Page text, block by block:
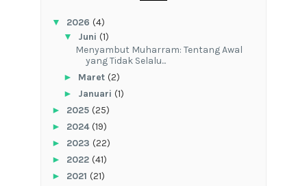
▼ 2026 (4)
▼ Juni (1)
Menyambut Muharram: Tentang Awal
yang Tidak Selalu...
► Maret (2)
► Januari (1)
► 2025 (25)
► 2024(19)
► 2023 (22)
► 2022 (41)
► 2021 (21)